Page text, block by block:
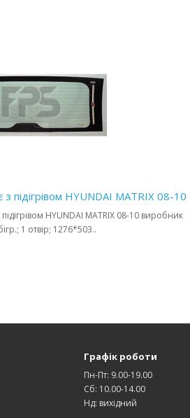
з підігрівом HYUNDAI MATRIX 08-10
HYUNDAI MATRIX 08-10 виробник
1 отвір; 1276*503..
Графік роботи
Пн-Пт: 9.00-19.00
Сб: 10.00-14.00
Нд: вихідний